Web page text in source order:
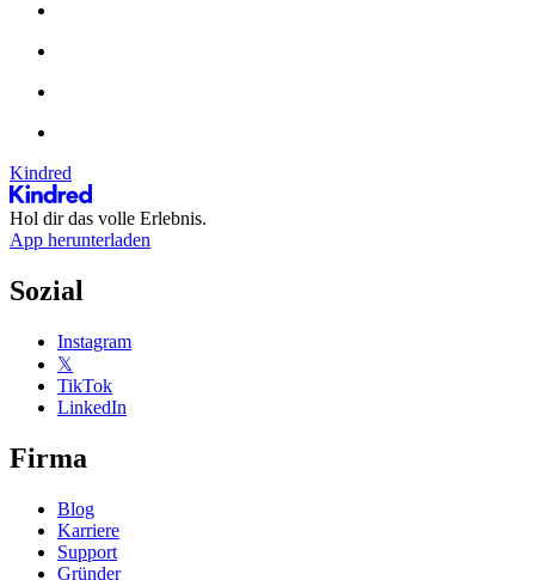
Kindred
Hol dir das volle Erlebnis.
App herunterladen
Sozial
Instagram
𝕏
TikTok
LinkedIn
Firma
Blog
Karriere
Support
Gründer